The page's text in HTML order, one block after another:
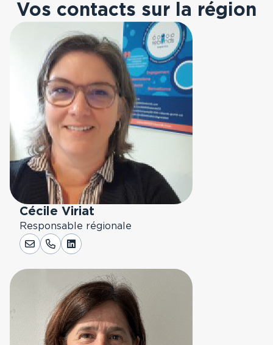
Vos contacts sur la région
Cécile Viriat
Responsable régionale
LinkedIn